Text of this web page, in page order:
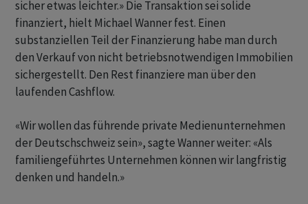
sicher etwas leichter.» Die Transaktion sei solide
finanziert, hielt Michael Wanner fest. Einen
substanziellen Teil der Finanzierung habe man durch
den Verkauf von nicht betriebsnotwendigen Immobilien
sichergestellt. Den Rest finanziere man über den
laufenden Cashflow.
«Wir wollen das führende private Medienunternehmen
der Deutschschweiz sein», sagte Wanner weiter: «Als
familiengeführtes Unternehmen können wir langfristig
denken und handeln.»